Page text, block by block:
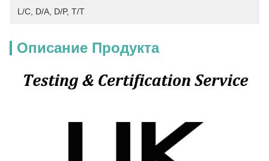
L/C, D/A, D/P, T/T
Описание Продукта